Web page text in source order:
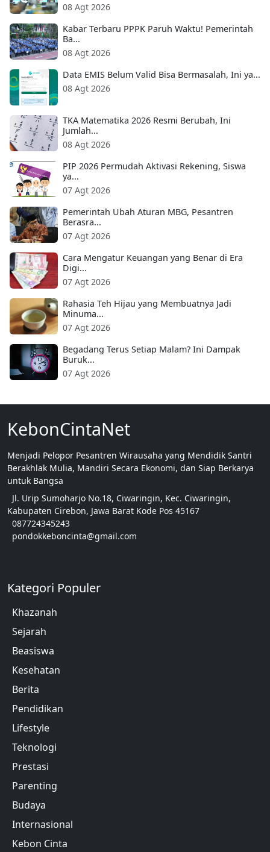
08 Agt 2026
Kabar Terbaru PPPK Paruh Waktu! Pemerintah
Ba...
08 Agt 2026
Data EMIS Belum Valid Bisa Bermasalah, Ini ya...
08 Agt 2026
TKA Matematika 2026 Resmi Berubah, Ini
Jumlah...
08 Agt 2026
PIP 2026 Permudah Aktivasi Rekening, Siswa
ya...
07 Agt 2026
Pemerintah Ubah Aturan MBG, Pesantren
Berasra...
07 Agt 2026
Cara Mengatur Keuangan yang Benar di Era
Digi...
07 Agt 2026
Rahasia Teh Hijau yang Membuatnya Jadi
Minuma...
07 Agt 2026
Begadang Terus Setiap Malam? Ini Dampak
Buruk...
07 Agt 2026
KebonCintaNet
Menjadi Pelopor Pesantren Wirausaha yang Mendidik Santri
Berakhlak Mulia, Mandiri Secara Ekonomi, dan Siap Berkarya
untuk Bangsa
Jl. Urip Sumoharjo No.18, Ciwaringin, Kec. Ciwaringin,
Kabupaten Cirebon, Jawa Barat Kode Pos 45167
087724345243
pondokkeboncinta@gmail.com
Kategori Populer
Khazanah
Sejarah
Beasiswa
Kesehatan
Berita
Pendidikan
Lifestyle
Teknologi
Prestasi
Parenting
Budaya
Internasional
Kebon Cinta